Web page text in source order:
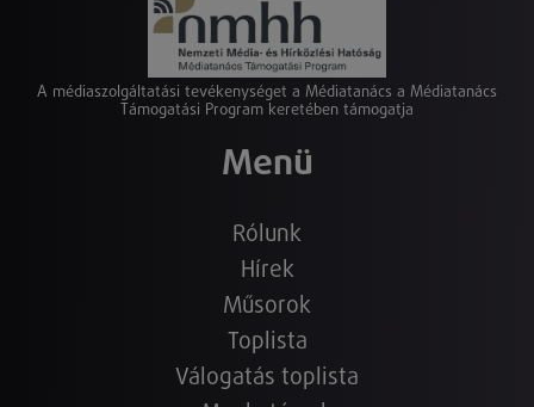
A médiaszolgáltatási tevékenységet a Médiatanács a Médiatanács
Támogatási Program keretében támogatja
Menü
Rólunk
Hírek
Műsorok
Toplista
Válogatás toplista